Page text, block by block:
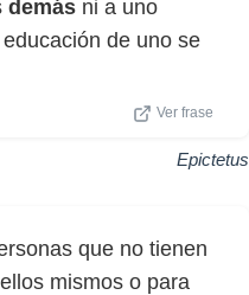
demás ni a uno
de uno se
Ver frase
Epictetus
que no tienen
mismos o para